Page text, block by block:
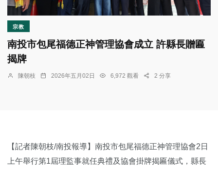
宗教
南投市包尾福德正神管理協會成立 許縣長贈匾
揭牌
陳朝枝 2026年五月02日 6,972 觀看 2 分享
【記者陳朝枝/南投報導】南投市包尾福德正神管理協會2日
上午舉行第1屆理監事就任典禮及協會掛牌揭匾儀式，縣長